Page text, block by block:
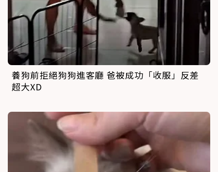
養狗前拒絕狗狗進客廳 爸被成功「收服」反差
超大XD